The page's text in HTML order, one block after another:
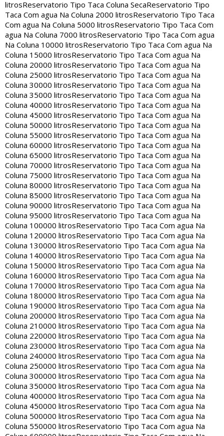
litrosReservatorio Tipo Taca Coluna SecaReservatorio Tipo
Taca Com agua Na Coluna 2000 litrosReservatorio Tipo Taca
Com agua Na Coluna 5000 litrosReservatorio Tipo Taca Com
agua Na Coluna 7000 litrosReservatorio Tipo Taca Com agua
Na Coluna 10000 litrosReservatorio Tipo Taca Com agua Na
Coluna 15000 litrosReservatorio Tipo Taca Com agua Na
Coluna 20000 litrosReservatorio Tipo Taca Com agua Na
Coluna 25000 litrosReservatorio Tipo Taca Com agua Na
Coluna 30000 litrosReservatorio Tipo Taca Com agua Na
Coluna 35000 litrosReservatorio Tipo Taca Com agua Na
Coluna 40000 litrosReservatorio Tipo Taca Com agua Na
Coluna 45000 litrosReservatorio Tipo Taca Com agua Na
Coluna 50000 litrosReservatorio Tipo Taca Com agua Na
Coluna 55000 litrosReservatorio Tipo Taca Com agua Na
Coluna 60000 litrosReservatorio Tipo Taca Com agua Na
Coluna 65000 litrosReservatorio Tipo Taca Com agua Na
Coluna 70000 litrosReservatorio Tipo Taca Com agua Na
Coluna 75000 litrosReservatorio Tipo Taca Com agua Na
Coluna 80000 litrosReservatorio Tipo Taca Com agua Na
Coluna 85000 litrosReservatorio Tipo Taca Com agua Na
Coluna 90000 litrosReservatorio Tipo Taca Com agua Na
Coluna 95000 litrosReservatorio Tipo Taca Com agua Na
Coluna 100000 litrosReservatorio Tipo Taca Com agua Na
Coluna 120000 litrosReservatorio Tipo Taca Com agua Na
Coluna 130000 litrosReservatorio Tipo Taca Com agua Na
Coluna 140000 litrosReservatorio Tipo Taca Com agua Na
Coluna 150000 litrosReservatorio Tipo Taca Com agua Na
Coluna 160000 litrosReservatorio Tipo Taca Com agua Na
Coluna 170000 litrosReservatorio Tipo Taca Com agua Na
Coluna 180000 litrosReservatorio Tipo Taca Com agua Na
Coluna 190000 litrosReservatorio Tipo Taca Com agua Na
Coluna 200000 litrosReservatorio Tipo Taca Com agua Na
Coluna 210000 litrosReservatorio Tipo Taca Com agua Na
Coluna 220000 litrosReservatorio Tipo Taca Com agua Na
Coluna 230000 litrosReservatorio Tipo Taca Com agua Na
Coluna 240000 litrosReservatorio Tipo Taca Com agua Na
Coluna 250000 litrosReservatorio Tipo Taca Com agua Na
Coluna 300000 litrosReservatorio Tipo Taca Com agua Na
Coluna 350000 litrosReservatorio Tipo Taca Com agua Na
Coluna 400000 litrosReservatorio Tipo Taca Com agua Na
Coluna 450000 litrosReservatorio Tipo Taca Com agua Na
Coluna 500000 litrosReservatorio Tipo Taca Com agua Na
Coluna 550000 litrosReservatorio Tipo Taca Com agua Na